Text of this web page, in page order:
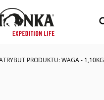
PRODUKTU: WAGA - 1,10KG